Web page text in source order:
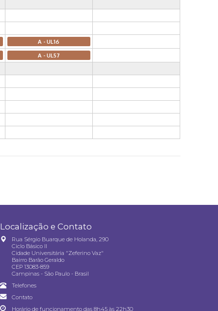
A - UL16
A - UL57
Localização e Contato
Rua Sérgio Buarque de Holanda, 290
Ciclo Básico II
Cidade Universitária "Zeferino Vaz"
Bairro Barão Geraldo
CEP 13083-859
Campinas - São Paulo - Brasil
Telefones
Contato
Horário de funcionamento das 8h45 às 22h30